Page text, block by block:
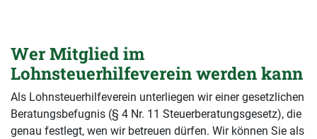
Wer Mitglied im
Lohnsteuerhilfeverein werden kann
Als Lohnsteuerhilfeverein unterliegen wir einer gesetzlichen
Beratungsbefugnis (§ 4 Nr. 11 Steuerberatungsgesetz), die
genau festlegt, wen wir betreuen dürfen. Wir können Sie als